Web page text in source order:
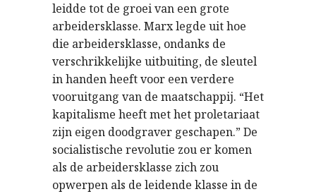
leidde tot de groei van een grote
arbeidersklasse. Marx legde uit hoe
die arbeidersklasse, ondanks de
verschrikkelijke uitbuiting, de sleutel
in handen heeft voor een verdere
vooruitgang van de maatschappij. “Het
kapitalisme heeft met het proletariaat
zijn eigen doodgraver geschapen.” De
socialistische revolutie zou er komen
als de arbeidersklasse zich zou
opwerpen als de leidende klasse in de